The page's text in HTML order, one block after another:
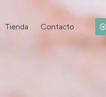
Tienda Contacto